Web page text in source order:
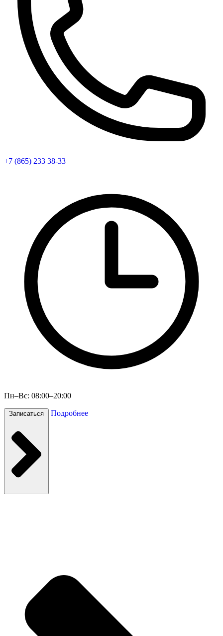
+7 (865) 233 38-33
Пн–Вс: 08:00–20:00
Записаться Подробнее